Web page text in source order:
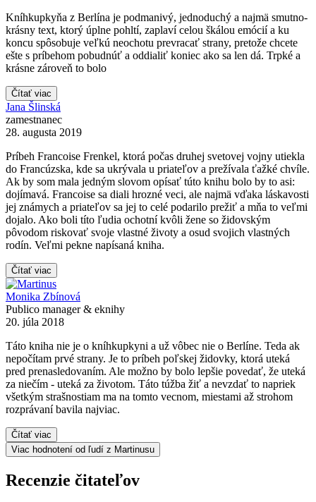
Kníhkupkyňa z Berlína je podmanivý, jednoduchý a najmä smutno-
krásny text, ktorý úplne pohltí, zaplaví celou škálou emócií a ku
koncu spôsobuje veľkú neochotu prevracať strany, pretože chcete
ešte s príbehom pobudnúť a oddialiť koniec ako sa len dá. Trpké a
krásne zároveň to bolo
Čítať viac
Jana Šlinská
zamestnanec
28. augusta 2019
Príbeh Francoise Frenkel, ktorá počas druhej svetovej vojny utiekla
do Francúzska, kde sa ukrývala u priateľov a prežívala ťažké chvíle.
Ak by som mala jedným slovom opísať túto knihu bolo by to asi:
dojímavá. Francoise sa diali hrozné veci, ale najmä vďaka láskavosti
jej známych a priateľov sa jej to celé podarilo prežiť a mňa to veľmi
dojalo. Ako boli títo ľudia ochotní kvôli žene so židovským
pôvodom riskovať svoje vlastné životy a osud svojich vlastných
rodín. Veľmi pekne napísaná kniha.
Čítať viac
Monika Zbínová
Publico manager & eknihy
20. júla 2018
Táto kniha nie je o kníhkupkyni a už vôbec nie o Berlíne. Teda ak
nepočítam prvé strany. Je to príbeh poľskej židovky, ktorá uteká
pred prenasledovaním. Ale možno by bolo lepšie povedať, že uteká
za niečím - uteká za životom. Táto túžba žiť a nevzdať to napriek
všetkým strašnostiam ma na tomto vecnom, miestami až strohom
rozprávaní bavila najviac.
Čítať viac
Viac hodnotení od ľudí z Martinusu
Recenzie čitateľov